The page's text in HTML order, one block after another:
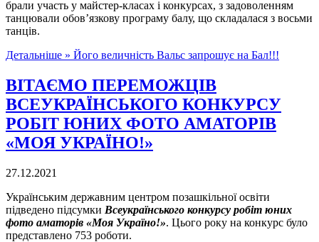
брали участь у майстер-класах і конкурсах, з задоволенням
танцювали обов’язкову програму балу, що складалася з восьми
танців.
Детальніше » Його величність Вальс запрошує на Бал!!!
ВІТАЄМО ПЕРЕМОЖЦІВ
ВСЕУКРАЇНСЬКОГО КОНКУРСУ
РОБІТ ЮНИХ ФОТО АМАТОРІВ
«МОЯ УКРАЇНО!»
27.12.2021
Українським державним центром позашкільної освіти
підведено підсумки Всеукраїнського конкурсу робіт юних
фото аматорів «Моя Україно!». Цього року на конкурс було
представлено 753 роботи.